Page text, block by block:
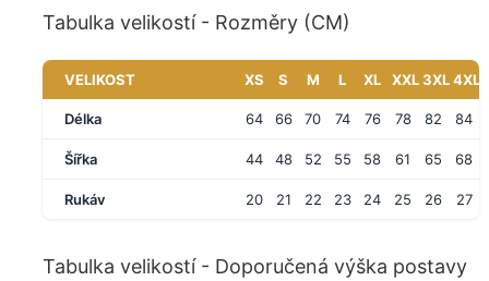
Tabulka velikostí - Rozměry (CM)
VELIKOST XS S M L XL XXL3XL4XL
Délka 64 66 70 74 76 78 82 84
Šířka 44 48 52 55 58 61 65 68
Rukáv 20 21 22 23 24 25 26 27
Tabulka velikostí - Doporučená výška postavy